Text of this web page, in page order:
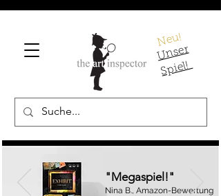
Neu!
U
ns
er
S
pi
el!
"Megaspiel!"
Nina B., Amazon-Bewertung